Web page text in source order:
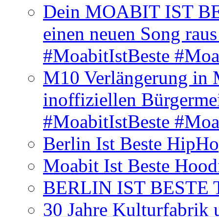
Dein MOABIT IST
einen neuen Song
#MoabitIstBeste
M10 Verlängerung in
inoffiziellen
#MoabitIstBeste
Berlin Ist Beste
Moabit Ist Beste
BERLIN IST BESTE
30 Jahre Kulturfabrik